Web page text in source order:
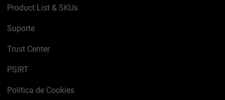
Product List & SKUs
Suporte
Trust Center
PSIRT
Política de Cookies